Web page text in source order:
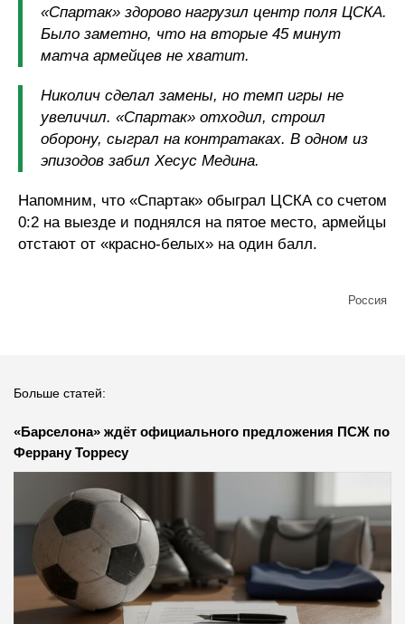
«Спартак» здорово нагрузил центр поля ЦСКА.
Было заметно, что на вторые 45 минут
матча армейцев не хватит.
Николич сделал замены, но темп игры не
увеличил. «Спартак» отходил, строил
оборону, сыграл на контратаках. В одном из
эпизодов забил Хесус Медина.
Напомним, что «Спартак» обыграл ЦСКА со счетом
0:2 на выезде и поднялся на пятое место, армейцы
отстают от «красно-белых» на один балл.
Россия
Больше статей:
«Барселона» ждёт официального предложения ПСЖ по
Феррану Торресу